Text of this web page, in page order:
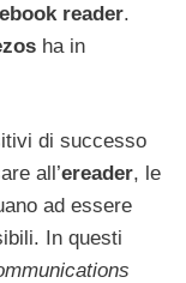
ebook reader.
ha in
di successo
all’ereader, le
ad essere
In questi